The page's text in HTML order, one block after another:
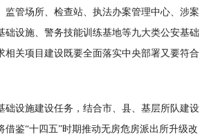
监管场所、检查站、执法办案管理中心、涉案
础设施、警务技能训练基地等九大类公安基础
相关项目建设既要全面落实中央部署又要符合
础设施建设任务，结合市、县、基层所队建设
借鉴“十四五”时期推动无房危房派出所升级改